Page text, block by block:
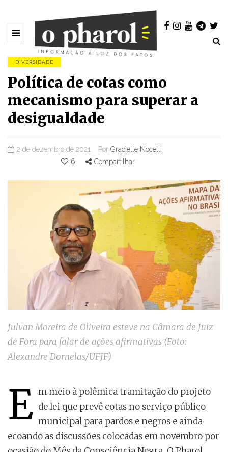
DIVERSIDADE
Política de cotas como
mecanismo para superar a
desigualdade
2 de dezembro de 2021 Por Gracielle Nocelli
6
Compartilhar
Julvan Moreira de Oliveira esteve na Câmara de Juiz
de Fora para falar de ações afirmativas (Foto:
Alexandre Dornelas/UFJF)
E m meio à polêmica tramitação do projeto
de lei que prevê cotas no serviço público
municipal para pardos e negros e ainda
ecoando as discussões colocadas em novembro por